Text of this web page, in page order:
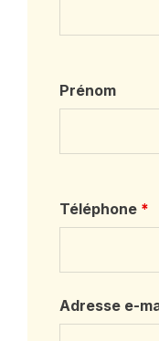
Prénom
Téléphone *
Adresse e-